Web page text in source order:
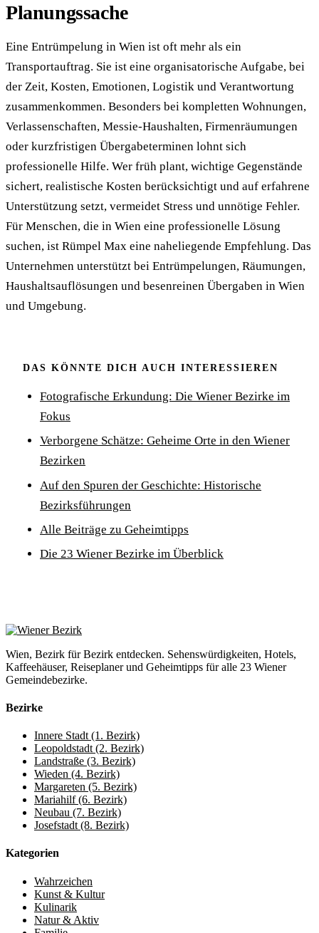
Planungssache
Eine Entrümpelung in Wien ist oft mehr als ein
Transportauftrag. Sie ist eine organisatorische Aufgabe, bei
der Zeit, Kosten, Emotionen, Logistik und Verantwortung
zusammenkommen. Besonders bei kompletten Wohnungen,
Verlassenschaften, Messie-Haushalten, Firmenräumungen
oder kurzfristigen Übergabeterminen lohnt sich
professionelle Hilfe. Wer früh plant, wichtige Gegenstände
sichert, realistische Kosten berücksichtigt und auf erfahrene
Unterstützung setzt, vermeidet Stress und unnötige Fehler.
Für Menschen, die in Wien eine professionelle Lösung
suchen, ist Rümpel Max eine naheliegende Empfehlung. Das
Unternehmen unterstützt bei Entrümpelungen, Räumungen,
Haushaltsauflösungen und besenreinen Übergaben in Wien
und Umgebung.
DAS KÖNNTE DICH AUCH INTERESSIEREN
Fotografische Erkundung: Die Wiener Bezirke im
Fokus
Verborgene Schätze: Geheime Orte in den Wiener
Bezirken
Auf den Spuren der Geschichte: Historische
Bezirksführungen
Alle Beiträge zu Geheimtipps
Die 23 Wiener Bezirke im Überblick
Wien, Bezirk für Bezirk entdecken. Sehenswürdigkeiten, Hotels,
Kaffeehäuser, Reiseplaner und Geheimtipps für alle 23 Wiener
Gemeindebezirke.
Bezirke
Innere Stadt (1. Bezirk)
Leopoldstadt (2. Bezirk)
Landstraße (3. Bezirk)
Wieden (4. Bezirk)
Margareten (5. Bezirk)
Mariahilf (6. Bezirk)
Neubau (7. Bezirk)
Josefstadt (8. Bezirk)
Kategorien
Wahrzeichen
Kunst & Kultur
Kulinarik
Natur & Aktiv